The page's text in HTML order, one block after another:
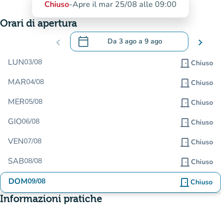
Chiuso-Apre il mar 25/08 alle 09:00
Orari di apertura
chevron_left calendar_today Da 3 ago a 9 ago
.Aprire il calendario per modificare le
chevron_right
LUN03/08 door_front Chiuso
MAR04/08 door_front Chiuso
MER05/08 door_front Chiuso
GIO06/08 door_front Chiuso
VEN07/08 door_front Chiuso
SAB08/08 door_front Chiuso
DOM09/08 door_front Chiuso
Informazioni pratiche